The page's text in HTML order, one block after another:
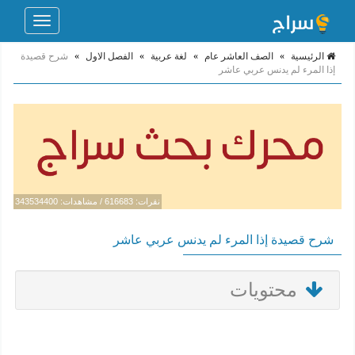
Toggle
الرئيسية » الصف العاشر عام » لغة عربية » الفصل الاول »
شرح قصيدة
إذا المرء لم يدنس عربي عاشر
نقرات: 616683 / مشاهدات: 343534400
شرح قصيدة إذا المرء لم يدنس عربي عاشر
محتويات